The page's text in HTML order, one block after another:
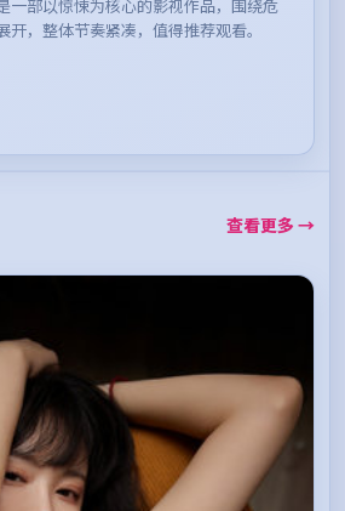
部以惊悚为核心的影视作品，围绕危
，整体节奏紧凑，值得推荐观看。
查看更多 →